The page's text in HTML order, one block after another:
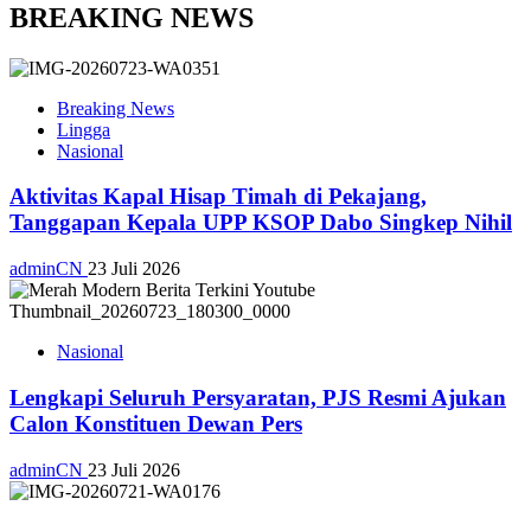
BREAKING NEWS
Breaking News
Lingga
Nasional
Aktivitas Kapal Hisap Timah di Pekajang,
Tanggapan Kepala UPP KSOP Dabo Singkep Nihil
adminCN 23 Juli 2026
Nasional
Lengkapi Seluruh Persyaratan, PJS Resmi Ajukan
Calon Konstituen Dewan Pers
adminCN 23 Juli 2026